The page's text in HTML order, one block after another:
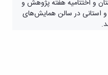
و اختتامیه هفته پژوهش و
استانی در سالن همایش‌های